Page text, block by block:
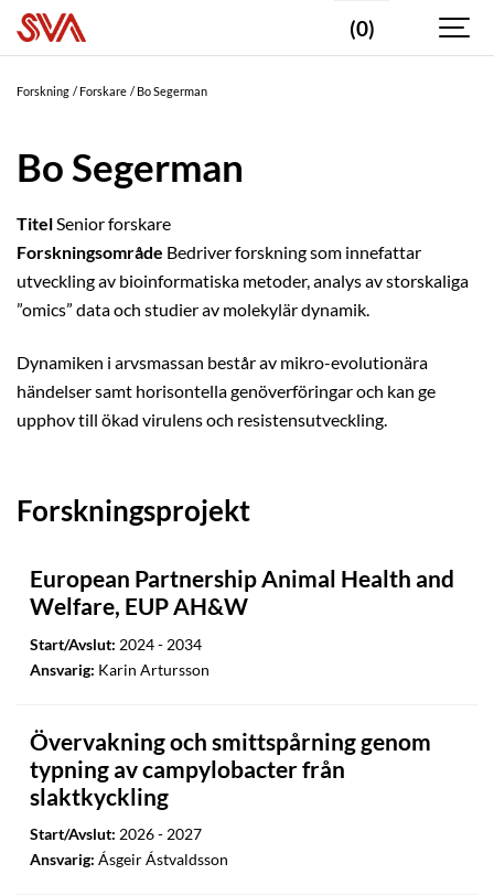
(0)
Forskning Forskare Bo Segerman
Bo Segerman
TitelSenior forskare
Forskningsområde Bedriver forskning som innefattar
utveckling av bioinformatiska metoder, analys av storskaliga
”omics” data och studier av molekylär dynamik.
Dynamiken i arvsmassan består av mikro-evolutionära
händelser samt horisontella genöverföringar och kan ge
upphov till ökad virulens och resistensutveckling.
Forskningsprojekt
European Partnership Animal Health and
Welfare, EUP AH&W
Start/Avslut: 2024 - 2034
Ansvarig: Karin Artursson
Övervakning och smittspårning genom
typning av campylobacter från
slaktkyckling
Start/Avslut: 2026 - 2027
Ansvarig: Ásgeir Ástvaldsson